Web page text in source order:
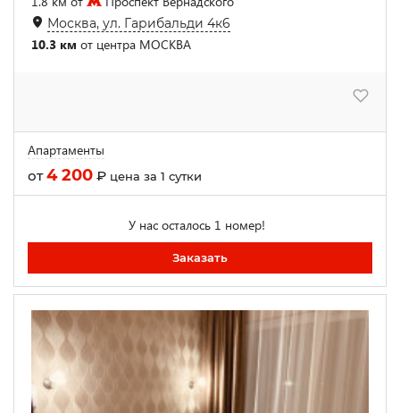
Москва, ул. Гарибальди 4к6
10.3 км от центра МОСКВА
Апартаменты
от4 200 ₽ цена за 1 сутки
У нас осталось 1 номер!
Заказать